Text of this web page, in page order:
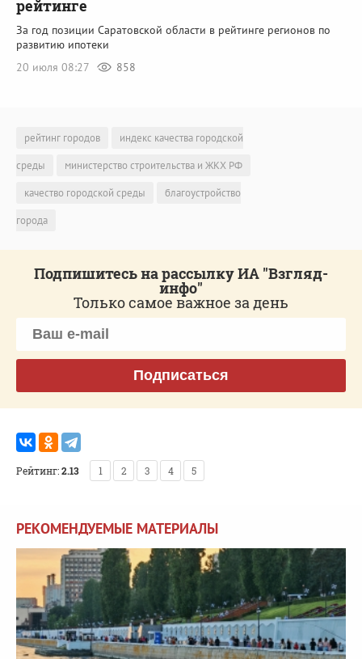
рейтинге
За год позиции Саратовской области в рейтинге регионов по
развитию ипотеки
20 июля 08:27
858
рейтинг городов
индекс качества городской
среды
министерство строительства и ЖКХ РФ
качество городской среды
благоустройство
города
Подпишитесь на рассылку ИА "Взгляд-
инфо"
Только самое важное за день
Подписаться
Рейтинг:2.13 1 2 3 4 5
РЕКОМЕНДУЕМЫЕ МАТЕРИАЛЫ